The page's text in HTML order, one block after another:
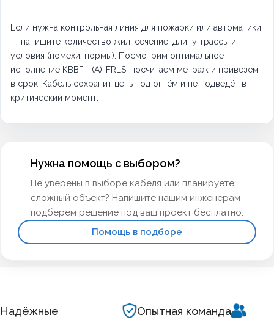
Если нужна контрольная линия для пожарки или автоматики
— напишите количество жил, сечение, длину трассы и
условия (помехи, нормы). Посмотрим оптимальное
исполнение КВВГнг(А)-FRLS, посчитаем метраж и привезём
в срок. Кабель сохранит цепь под огнём и не подведёт в
критический момент.
Нужна помощь с выбором?
Не уверены в выборе кабеля или планируете
сложный объект? Напишите нашим инженерам -
подберем решение под ваш проект бесплатно.
Помощь в подборе
Надёжные
Опытная команда